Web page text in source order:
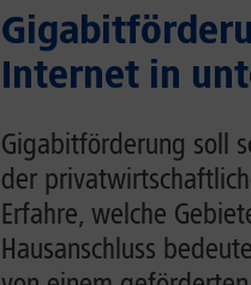
Internet in
Gigabitförderung soll
der
Erfahre, welche
Hausanschluss